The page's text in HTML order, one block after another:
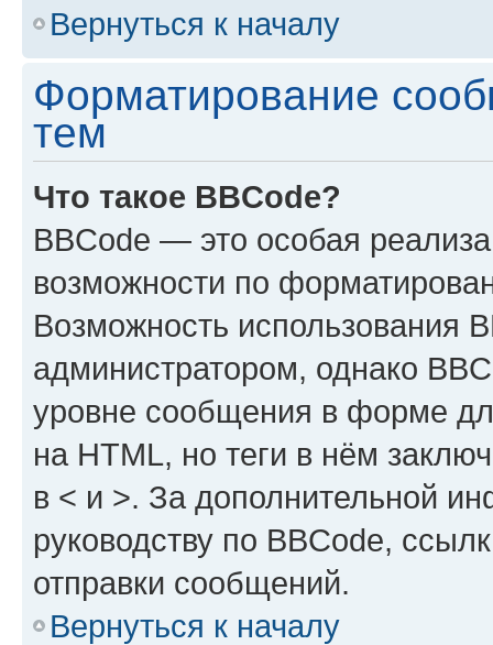
Вернуться к началу
Форматирование
тем
Что такое BBCode?
BBCode — это особая
возможности по
Возможность использования
администратором, однако
уровне сообщения в форме
на HTML, но теги в нём
в < и >. За дополнительной
руководству по BBCode,
отправки сообщений.
Вернуться к началу